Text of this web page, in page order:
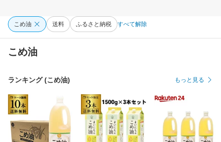
こめ油 送料 ふるさと納税 すべて解除
こめ油
ランキング (こめ油) もっと見る